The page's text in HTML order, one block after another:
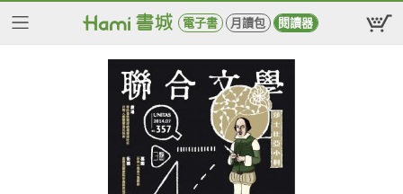
電子書 月讀包 閱讀器